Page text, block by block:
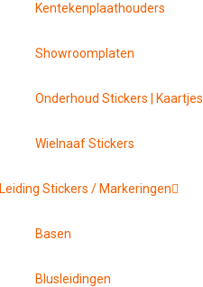
Kentekenplaathouders
Showroomplaten
Onderhoud Stickers | Kaartjes
Wielnaaf Stickers
Leiding Stickers / Markeringen
Basen
Blusleidingen